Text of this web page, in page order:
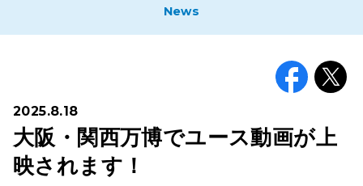
News
2025.8.18
大阪・関西万博でユース動画が上
映されます！